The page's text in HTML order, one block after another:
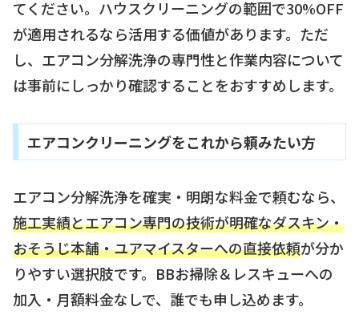
てください。ハウスクリーニングの範囲で30%OFF
が適用されるなら活用する価値があります。ただ
し、エアコン分解洗浄の専門性と作業内容について
は事前にしっかり確認することをおすすめします。
エアコンクリーニングをこれから頼みたい方
エアコン分解洗浄を確実・明朗な料金で頼むなら、
施工実績とエアコン専門の技術が明確なダスキン・
おそうじ本舗・ユアマイスターへの直接依頼が分か
りやすい選択肢です。BBお掃除＆レスキューへの
加入・月額料金なしで、誰でも申し込めます。